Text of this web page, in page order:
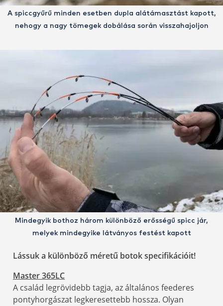
A spiccgyűrű minden esetben dupla alátámasztást kapott,
nehogy a nagy tömegek dobálása során visszahajoljon
Mindegyik bothoz három különböző erősségű spicc jár,
melyek mindegyike látványos festést kapott
Lássuk a különböző méretű botok specifikációit!
Master 365LC
A család legrövidebb tagja, az általános feederes
pontyhorgászat legkeresettebb hossza. Olyan